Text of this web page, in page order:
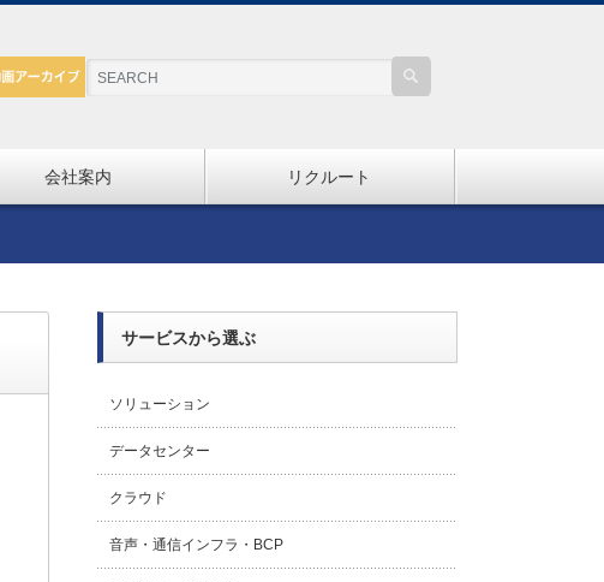
会社案内 リクルート
サービスから選ぶ
ソリューション
データセンター
クラウド
音声・通信インフラ・BCP